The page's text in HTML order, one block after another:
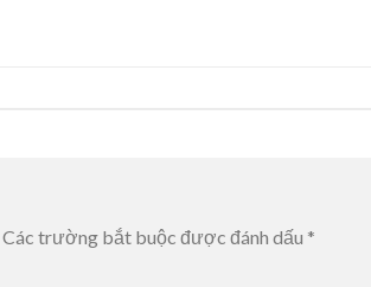
Các trường bắt buộc được đánh dấu *